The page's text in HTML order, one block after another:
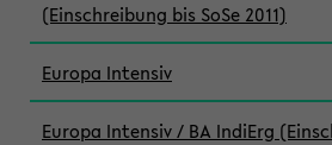
(Einschreibung bis SoSe 2011)
Europa Intensiv
Europa Intensiv / BA IndiErg